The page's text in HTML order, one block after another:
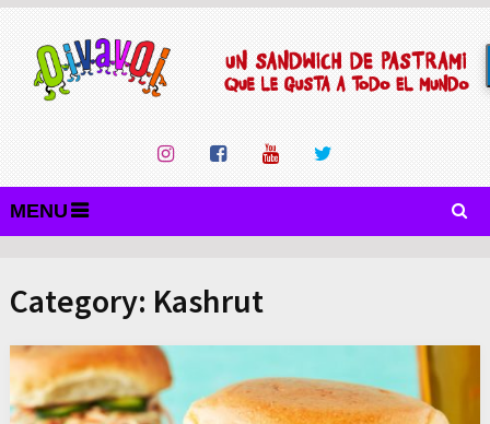
MENU
Category: Kashrut